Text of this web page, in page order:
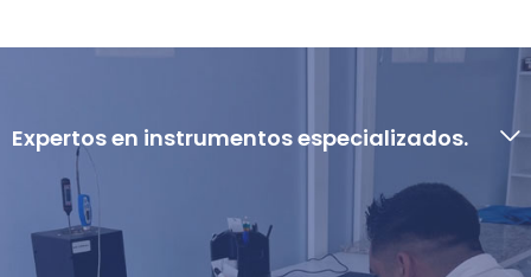
Expertos en instrumentos especializados.